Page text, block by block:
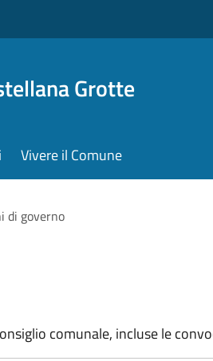
Grotte
Vivere il Comune
di governo
comunale, incluse le